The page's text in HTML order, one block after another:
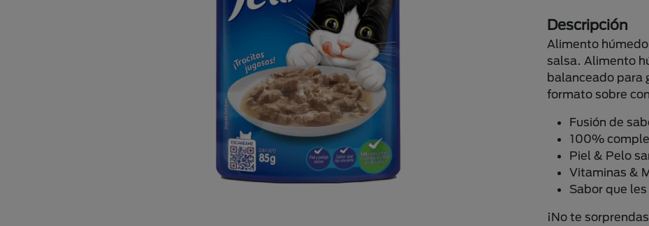
Descripción
Alimento
salsa. Alimento
balanceado para
formato sobre
Fusión de
100%
Piel & Pelo
Vitaminas &
Sabor que
¡No te